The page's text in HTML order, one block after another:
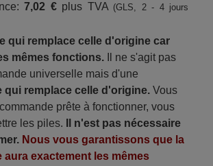
7,02 €plus TVA (GLS, 2 - 4 jours
qui remplace celle d'origine car
mêmes fonctions.Il ne s'agit pas
universelle mais d'une
qui remplace celle d'origine.Vous
prête à fonctionner, vous
les piles.
Il n'est pas nécessaire
Nous vous garantissons que la
aura exactement les mêmes